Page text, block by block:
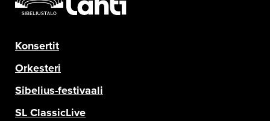
Konsertit
Orkesteri
Sibelius-festivaali
SL ClassicLive